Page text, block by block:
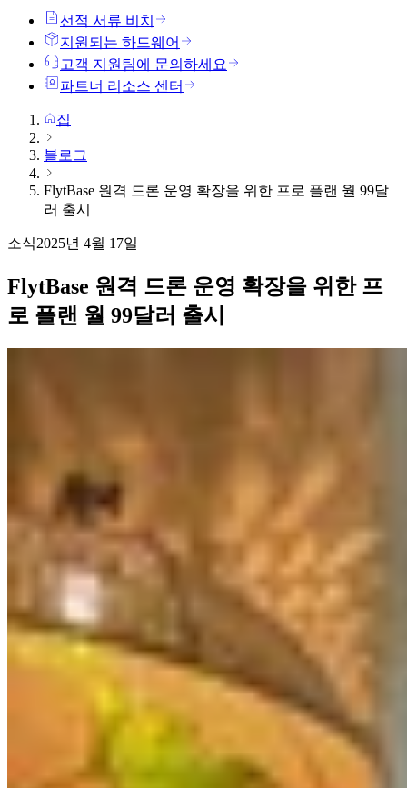
선적 서류 비치
지원되는 하드웨어
고객 지원팀에 문의하세요
파트너 리소스 센터
집
블로그
FlytBase 원격 드론 운영 확장을 위한 프로 플랜 월 99달
러 출시
소식2025년 4월 17일
FlytBase 원격 드론 운영 확장을 위한 프
로 플랜 월 99달러 출시